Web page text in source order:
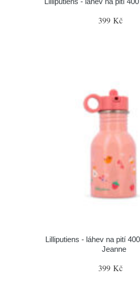
399 Kč
Lilliputiens - láhev na pití
Jeanne
399 Kč